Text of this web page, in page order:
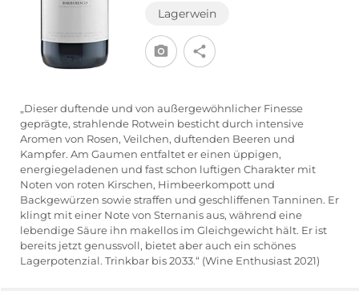
Lagerwein
„Dieser duftende und von außergewöhnlicher Finesse
geprägte, strahlende Rotwein besticht durch intensive
Aromen von Rosen, Veilchen, duftenden Beeren und
Kampfer. Am Gaumen entfaltet er einen üppigen,
energiegeladenen und fast schon luftigen Charakter mit
Noten von roten Kirschen, Himbeerkompott und
Backgewürzen sowie straffen und geschliffenen Tanninen. Er
klingt mit einer Note von Sternanis aus, während eine
lebendige Säure ihn makellos im Gleichgewicht hält. Er ist
bereits jetzt genussvoll, bietet aber auch ein schönes
Lagerpotenzial. Trinkbar bis 2033.“ (Wine Enthusiast 2021)